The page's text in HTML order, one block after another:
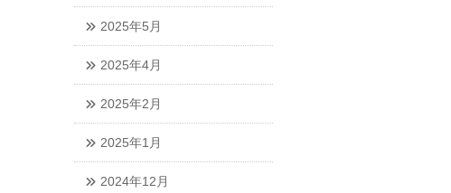
2025年5月
2025年4月
2025年2月
2025年1月
2024年12月